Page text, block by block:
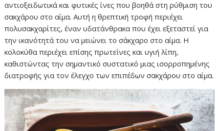
αντιοξειδωτικά και φυτικές ίνες που βοηθά στη ρύθμιση του
σακχάρου στο αίμα. Αυτή η θρεπτική τροφή περιέχει
πολυσακχαρίτες, έναν υδατάνθρακα που έχει εξεταστεί για
την ικανότητά του να μειώνει το σάκχαρο στο αίμα. Η
κολοκύθα περιέχει επίσης πρωτεΐνες και υγιή λίπη,
καθιστώντας την σημαντικό συστατικό μιας ισορροπημένης
διατροφής για τον έλεγχο των επιπέδων σακχάρου στο αίμα.